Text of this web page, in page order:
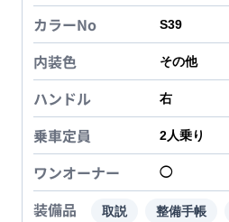
カラーNo S39
内装色 その他
ハンドル 右
乗車定員 2人乗り
ワンオーナー ◯
装備品 取説 整備手帳